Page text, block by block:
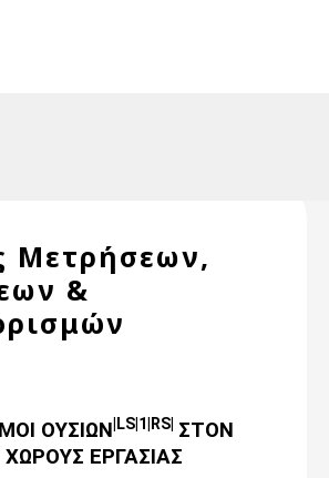
Μετρήσεων,
&
ΟΥΣΙΩΝ |LS|1|RS| ΣΤΟΝ
ΕΡΓΑΣΙΑΣ